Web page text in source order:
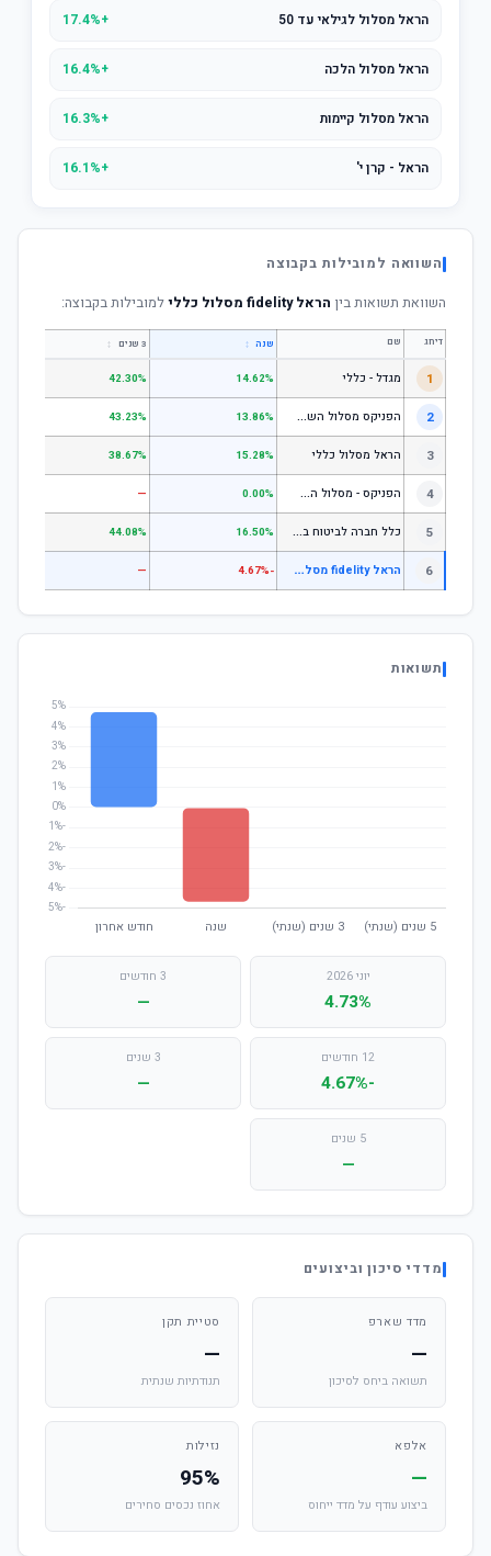
הראל מסלול לגילאי עד 50 +17.4%
הראל מסלול הלכה +16.4%
הראל מסלול קיימות +16.3%
הראל - קרן י' +16.1%
השוואה למובילות בקבוצה
השוואת תשואות בין הראל fidelity מסלול כללי למובילות בקבוצה:
דירוג שם שנה ↕ 3 שנים ↕
1 מגדל - כללי 14.62%
42.30%
2 ה
פניקס מסלול השקעה כללי 13.86%
43.23%
3 הראל מסלול כללי 15.28%
38.67%
4 ה
פניקס - מסלול השקעה בניהול אישי 0.00%
—
5 כ
לל חברה לביטוח בע"מ כללי 16.50%
44.08%
6 ה
ראל fidelity מסלול כללי -4.67%
—
תשואות
יוני 2026
4.73%
3 חודשים
—
12 חודשים
-4.67%
3 שנים
—
5 שנים
—
מדדי סיכון וביצועים
מדד שארפ
—
תשואה ביחס לסיכון
סטיית תקן
—
תנודתיות שנתית
אלפא
—
ביצוע עודף על מדד ייחוס
נזילות
95%
אחוז נכסים סחירים